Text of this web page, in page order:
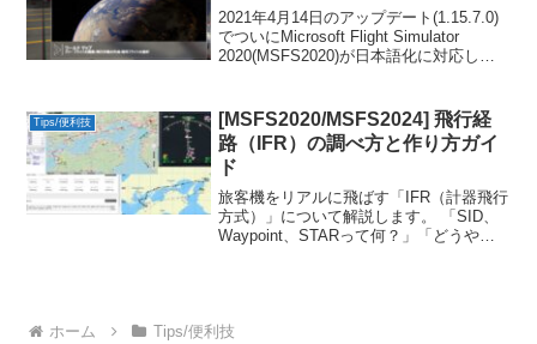
2021年4月14日のアップデート(1.15.7.0)
でついにMicrosoft Flight Simulator
2020(MSFS2020)が日本語化に対応しま
への変更、切り替え方法を解説します。
Tips/便利技
[MSFS2020/MSFS2024] 飛行経
路（IFR）の調べ方と作り方ガイ
ド
旅客機をリアルに飛ばす「IFR（計器飛行
方式）」について解説します。 「SID、
Waypoint、STARって何？」「どうやっ
ホーム
Tips/便利技